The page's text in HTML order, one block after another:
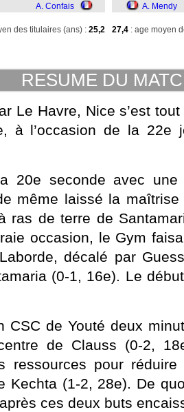
A. Confais
A. Mendy
des titulaires (ans) : 25,2 27,4 : age moyen
RESUME DU
Le Havre, Nice s’est
à l’occasion de la 22e
20e seconde avec
même laissé la
ras de terre de
occasion, le Gym
décalé par
(0-1, 16e). Le
CSC de Youté deux
de Clauss (0-2,
ressources pour réduire
Kechta (1-2, 28e). De
ces deux buts